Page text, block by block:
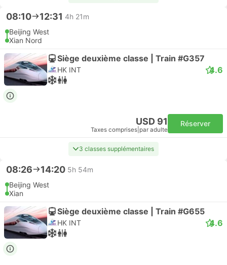
08:10 12:31 4h 21m
Beijing West
Xian Nord
Siège deuxième classe | Train #G357
HK INT 4.6
USD 91
Taxes comprises par adulte
Réserver
3 classes supplémentaires
08:26 14:20 5h 54m
Beijing West
Xian
Siège deuxième classe | Train #G655
HK INT 4.6